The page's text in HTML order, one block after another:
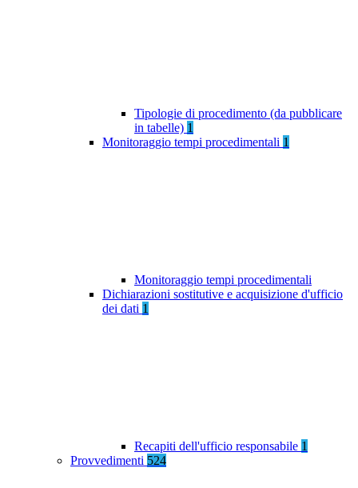
Tipologie di procedimento (da pubblicare
in tabelle) 1
Monitoraggio tempi procedimentali 1
Monitoraggio tempi procedimentali
Dichiarazioni sostitutive e acquisizione d'ufficio
dei dati 1
Recapiti dell'ufficio responsabile 1
Provvedimenti 524